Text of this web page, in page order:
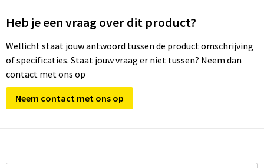
Heb je een vraag over dit product?
Wellicht staat jouw antwoord tussen de product omschrijving
of specificaties. Staat jouw vraag er niet tussen? Neem dan
contact met ons op
Neem contact met ons op